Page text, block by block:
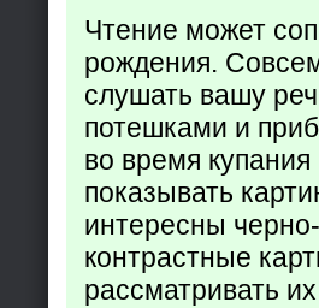
Чтение может
рождения.
слушать вашу
потешками и
во время
показывать
интересны
контрастные
рассматривать